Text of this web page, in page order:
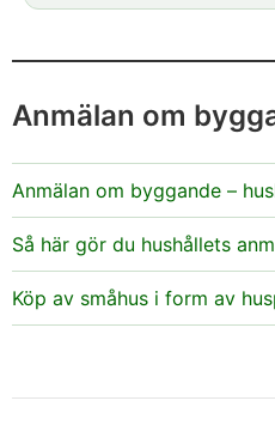
Anmälan om
Anmälan om byggande –
Så här gör du hushållets
Köp av småhus i form av